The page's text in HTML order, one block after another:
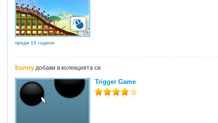
преди 16 години
bunny добави в колекцията си
Trigger Game